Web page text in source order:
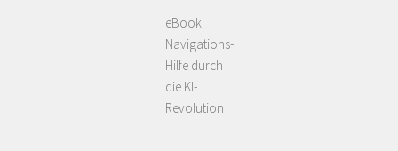
eBook:
Navigations-
Hilfe durch
die KI-
Revolution